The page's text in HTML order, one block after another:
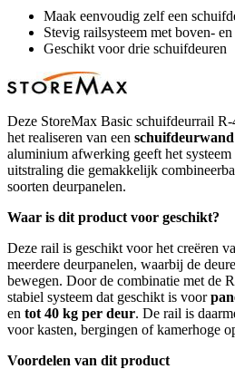
Maak eenvoudig zelf een
Stevig railsysteem met boven-
Geschikt voor drie schuifdeuren
Deze StoreMax Basic schuifdeurrail
het realiseren van een
aluminium afwerking geeft het systeem
uitstraling die gemakkelijk
soorten deurpanelen.
Waar is dit product voor geschikt?
Deze rail is geschikt voor het creëren
meerdere deurpanelen, waarbij de
bewegen. Door de combinatie met de
stabiel systeem dat geschikt is voor
en tot 40 kg per deur. De rail is
voor kasten, bergingen of kamerhoge
Voordelen van dit product